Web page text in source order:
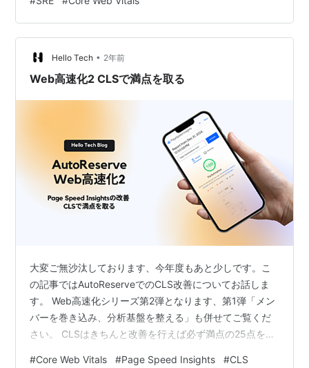
https://digiful.irep.co.jp/blog/48237963801 Largest
Contentful Paint（LCP） そのページで最も有意義なコン
テンツが表示されるまでの時間を表します。（単位：
秒） Fi…Hello Tech • 2年前
Web高速化2 CLSで満点を取る
大変ご無沙汰しております、今年度もあと少しです。こ
の記事ではAutoReserveでのCLS改善についてお話しま
す。 Web高速化シリーズ第2弾となります、第1弾「メン
バーを巻き込み、分析基盤を整える」も併せてご覧くだ
さい。 CLSはきちんと改善を行えば必ず満点の25点を取
#Core Web Vitals #Page Speed Insights #CLS